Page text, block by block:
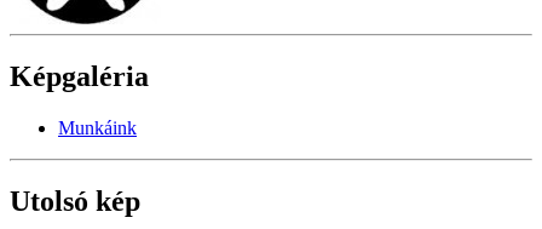
Képgaléria
Munkáink
Utolsó kép